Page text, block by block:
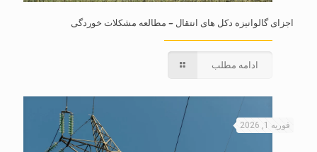
اجزای گالوانیزه دکل های انتقال – مطالعه مشکلات خوردگی
ادامه مطلب
فوریه 1, 2026